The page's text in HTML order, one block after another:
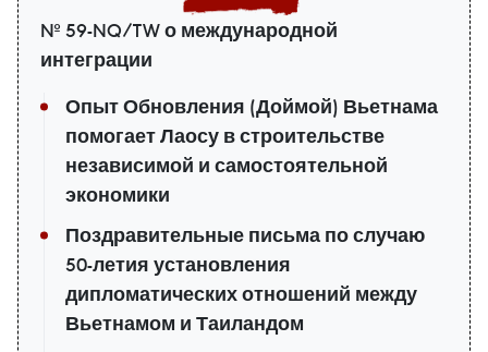
№ 59-NQ/TW о международной
интеграции
Опыт Обновления (Доймой) Вьетнама
помогает Лаосу в строительстве
независимой и самостоятельной
экономики
Поздравительные письма по случаю
50-летия установления
дипломатических отношений между
Вьетнамом и Таиландом